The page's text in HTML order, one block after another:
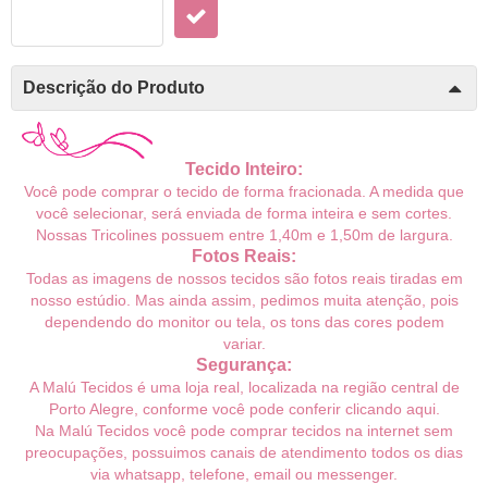
Descrição do Produto
Tecido Inteiro:
Você pode comprar o tecido de forma fracionada. A medida que
você selecionar, será enviada de forma inteira e sem cortes.
Nossas Tricolines possuem entre 1,40m e 1,50m de largura.
Fotos Reais:
Todas as imagens de nossos tecidos são fotos reais tiradas em
nosso estúdio. Mas ainda assim, pedimos muita atenção, pois
dependendo do monitor ou tela, os tons das cores podem
variar.
Segurança:
A Malú Tecidos é uma loja real, localizada na região central de
Porto Alegre, conforme você pode conferir clicando aqui.
Na Malú Tecidos você pode comprar tecidos na internet sem
preocupações, possuimos canais de atendimento todos os dias
via whatsapp, telefone, email ou messenger.